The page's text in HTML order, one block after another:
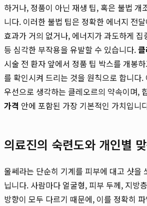
하거나, 정품이 아닌 재생 팁, 혹은 불법 개
니다. 이러한 불법 팁은 정확한 에너지 전
효과가 거의 없거나, 에너지가 과도하게
등 심각한 부작용을 유발할 수 있습니다.
시술 전 환자 앞에서 정품 팁 박스를 개봉
를 확인시켜 드리는 것을 원칙으로 합니다.
우선으로 생각하는 클레오르의 약속이며,
가격 안에 포함된 가장 기본적인 가치입니
의료진의 숙련도와 개인별
울쎄라는 단순히 기계를 피부에 대고 샷을
닙니다. 사람마다 얼굴형, 피부 두께, 지방
방향이 모두 다르기 때문에, 이를 정확히